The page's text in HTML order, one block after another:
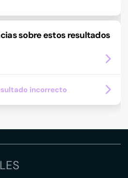
sobre estos resultados
incorrecto